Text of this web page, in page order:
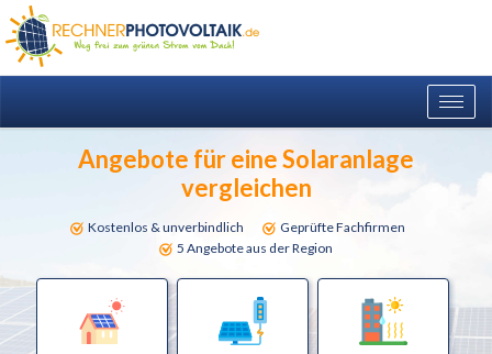
Angebote für eine Solaranlage
vergleichen
Kostenlos & unverbindlich
Geprüfte Fachfirmen
5 Angebote aus der Region